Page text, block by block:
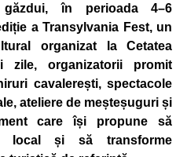
în perioada 4–6
a Transylvania Fest, un
organizat la Cetatea
zile, organizatorii promit
cavalerești, spectacole
ateliere de meșteșuguri și
care își propune să
local și să transforme